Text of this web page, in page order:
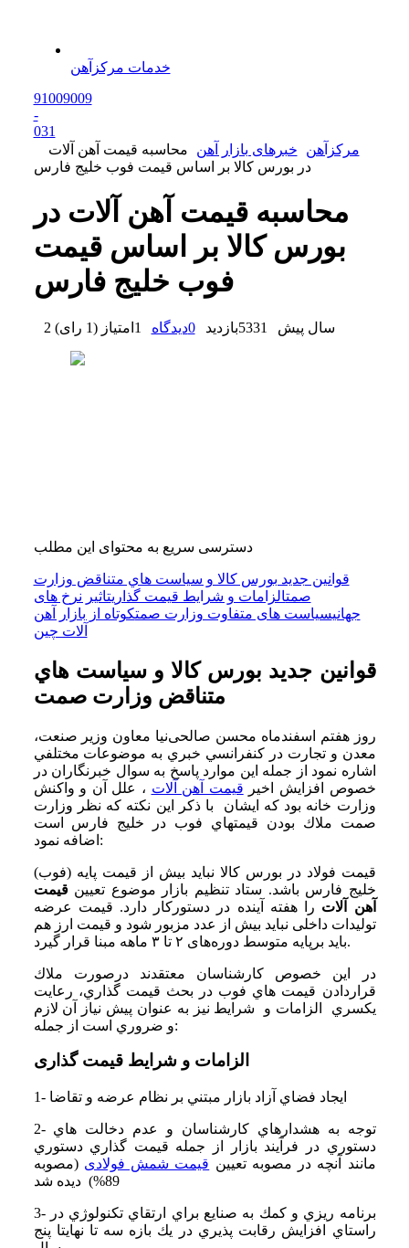
خدمات مرکزآهن
91009009
-
031
مرکزآهن
خبرهای بازار آهن
محاسبه قیمت آهن آلات
در بورس کالا بر اساس قیمت فوب خلیج فارس
محاسبه قیمت آهن آلات در
بورس کالا بر اساس قیمت
فوب خلیج فارس
2 سال پیش 5331بازدید 0دیدگاه 1 امتیاز (1 رای )
دسترسی سریع به محتوای این مطلب
قوانین جدید بورس کالا و سياست هاي متناقض وزارت
صمتالزامات و شرایط قیمت گذاریتاثیر نرخ های
جهانیسیاست های متفاوت وزارت صمتکوتاه از بازار آهن
آلات چین
قوانین جدید بورس کالا و سياست هاي
متناقض وزارت صمت
روز هفتم اسفندماه محسن صالحی‌نیا معاون وزیر صنعت،
معدن و تجارت در كنفرانسي خبري به موضوعات مختلفي
اشاره نمود از جمله اين موارد پاسخ به سوال خبرنگاران در
خصوص افزايش اخير قيمت آهن آلات ، علل آن و واكنش
وزارت خانه بود كه ايشان با ذكر اين نكته كه نظر وزارت
صمت ملاك بودن قيمتهاي فوب در خليج فارس است
اضافه نمود:
قیمت فولاد در بورس کالا نباید بیش از قیمت پایه (فوب)
خلیج فارس باشد. ستاد تنظیم بازار موضوع تعیینقیمت
آهن آلات را هفته آینده در دستورکار دارد. قیمت عرضه
تولیدات داخلی نباید بیش از عدد مزبور شود و قیمت ارز هم
باید برپایه متوسط دوره‌های ۲ تا ۳ ماهه مبنا قرار گیرد.
در اين خصوص كارشناسان معتقدند درصورت ملاك
قراردادن قيمت هاي فوب در بحث قيمت گذاري، رعايت
يكسري الزامات و شرايط نيز به عنوان پيش نياز آن لازم
و ضروري است از جمله:
الزامات و شرایط قیمت گذاری
1- ايجاد فضاي آزاد بازار مبتني بر نظام عرضه و تقاضا
2- توجه به هشدارهاي كارشناسان و عدم دخالت هاي
دستوري در فرآيند بازار از جمله قيمت گذاري دستوري
مانند آنچه در مصوبه تعيين قيمت شمش فولادی (مصوبه
89%) ديده شد
3- برنامه ريزي و كمك به صنايع براي ارتقاي تكنولوژي در
راستاي افزايش رقابت پذيري در يك بازه سه تا نهايتا پنج